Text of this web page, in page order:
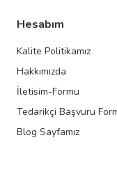
Hesabım
Kalite Politikamız
Hakkımızda
İletisim-Formu
Tedarikçi Başvuru
Blog Sayfamız